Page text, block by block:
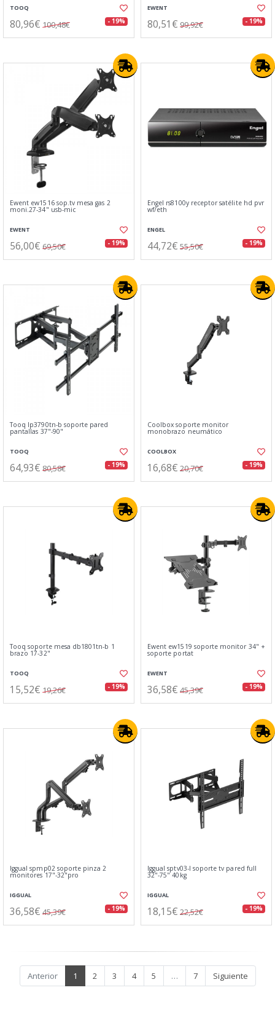
TOOQ
80,96€ 100,48€ - 19%
EWENT
80,51€ 99,92€ - 19%
Ewent ew1516 sop.tv mesa gas 2
moni.27-34" usb-mic
EWENT
56,00€ 69,50€ - 19%
Engel rs8100y receptor satélite hd pvr
wf/eth
ENGEL
44,72€ 55,50€ - 19%
Tooq lp3790tn-b soporte pared
pantallas 37"-90"
TOOQ
64,93€ 80,58€ - 19%
Coolbox soporte monitor
monobrazo neumático
COOLBOX
16,68€ 20,70€ - 19%
Tooq soporte mesa db1801tn-b 1
brazo 17-32"
TOOQ
15,52€ 19,26€ - 19%
Ewent ew1519 soporte monitor 34" +
soporte portat
EWENT
36,58€ 45,39€ - 19%
Iggual spmp02 soporte pinza 2
monitores 17"-32"pro
IGGUAL
36,58€ 45,39€ - 19%
Iggual sptv03-l soporte tv pared full
32"-75" 40kg
IGGUAL
18,15€ 22,52€ - 19%
Anterior 1 2 3 4 5 … 7 Siguiente